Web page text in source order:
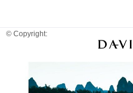
© Copyright: